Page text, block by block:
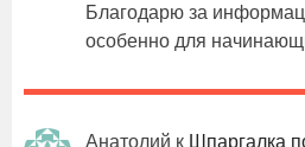
Благодарю за
особенно для
Анатолий к Шпаргалка